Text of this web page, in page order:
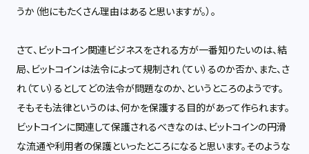
うか（他にもたくさん理由はあると思いますが。）。
さて、ビットコイン関連ビジネスをされる方が一番知りたいのは、結
局、ビットコインは法令によって規制され（てい）るのか否か、また、さ
れ（てい）るとしてどの法令が問題なのか、というところのようです。
そもそも法律というのは、何かを保護する目的があって作られます。
ビットコインに関連して保護されるべきなのは、ビットコインの円滑
な流通や利用者の保護といったところになると思います。そのような